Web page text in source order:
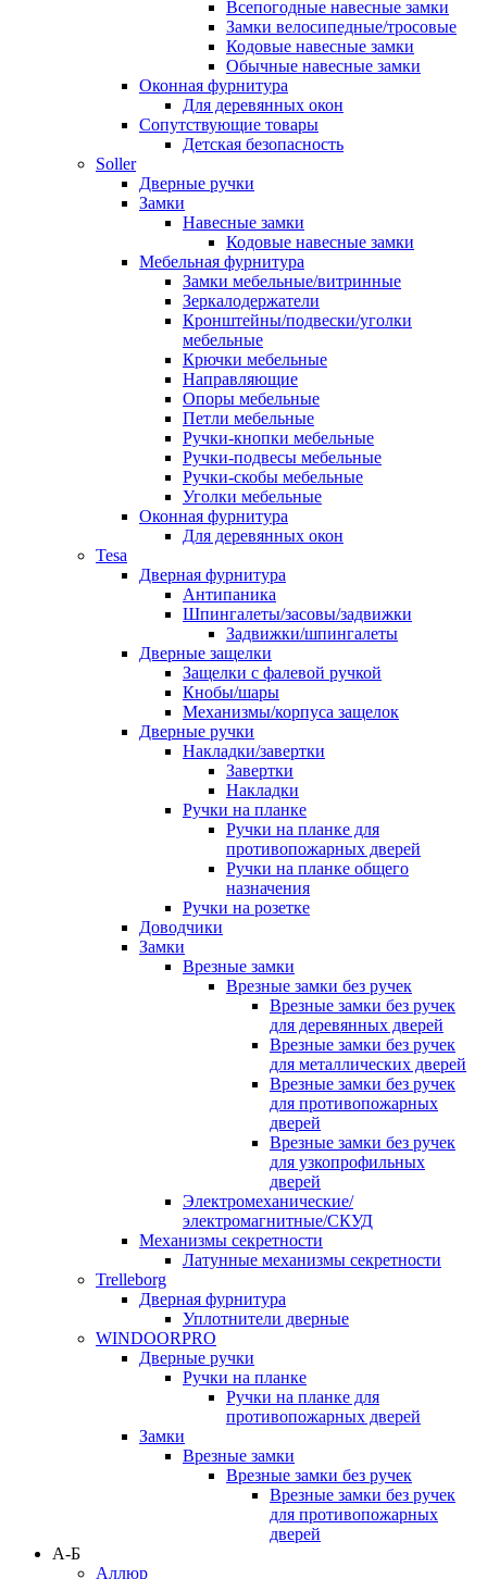
Всепогодные навесные замки
Замки велосипедные/тросовые
Кодовые навесные замки
Обычные навесные замки
Оконная фурнитура
Для деревянных окон
Сопутствующие товары
Детская безопасность
Soller
Дверные ручки
Замки
Навесные замки
Кодовые навесные замки
Мебельная фурнитура
Замки мебельные/витринные
Зеркалодержатели
Кронштейны/подвески/уголки
мебельные
Крючки мебельные
Направляющие
Опоры мебельные
Петли мебельные
Ручки-кнопки мебельные
Ручки-подвесы мебельные
Ручки-скобы мебельные
Уголки мебельные
Оконная фурнитура
Для деревянных окон
Tesa
Дверная фурнитура
Антипаника
Шпингалеты/засовы/задвижки
Задвижки/шпингалеты
Дверные защелки
Защелки с фалевой ручкой
Кнобы/шары
Механизмы/корпуса защелок
Дверные ручки
Накладки/завертки
Завертки
Накладки
Ручки на планке
Ручки на планке для
противопожарных дверей
Ручки на планке общего
назначения
Ручки на розетке
Доводчики
Замки
Врезные замки
Врезные замки без ручек
Врезные замки без ручек
для деревянных дверей
Врезные замки без ручек
для металлических дверей
Врезные замки без ручек
для противопожарных
дверей
Врезные замки без ручек
для узкопрофильных
дверей
Электромеханические/
электромагнитные/СКУД
Механизмы секретности
Латунные механизмы секретности
Trelleborg
Дверная фурнитура
Уплотнители дверные
WINDOORPRO
Дверные ручки
Ручки на планке
Ручки на планке для
противопожарных дверей
Замки
Врезные замки
Врезные замки без ручек
Врезные замки без ручек
для противопожарных
дверей
А-Б
Аллюр